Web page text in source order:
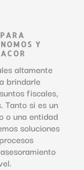
Y
altamente
brindarle
fiscales,
Tanto si es un
o una entidad
soluciones